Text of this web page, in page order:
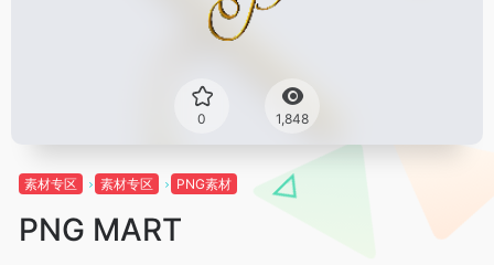
0 1,848
素材专区 素材专区 PNG素材
PNG MART